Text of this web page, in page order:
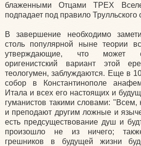
блаженными Отцами ТРЕХ
подпадает под правило Трулльского
В завершение необходимо
столь популярной ныне теории
утверждающие, что может
оригенистский вариант этой
теологумен, заблуждаются. Еще в
собор в Константинополе
Итала и всех его настоящих и
гуманистов такими словами:
и преподают другим ложные и
есть предсуществование душ и
произошло не из ничего;
грешников в будущей жизни